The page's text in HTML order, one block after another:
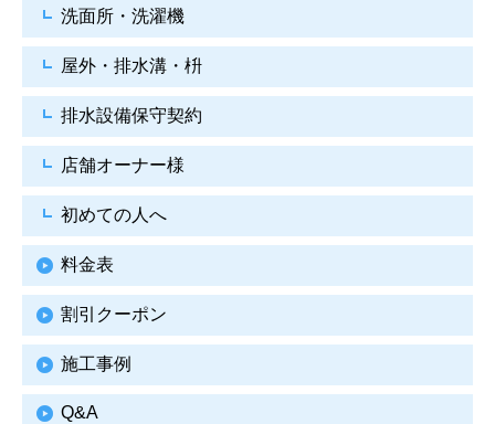
洗面所・洗濯機
屋外・排水溝・枡
排水設備保守契約
店舗オーナー様
初めての人へ
料金表
割引クーポン
施工事例
Q&A